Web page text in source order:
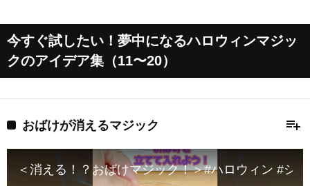
今すぐ試したい！夢中になるハロウィンマジッ
クのアイデア集（11〜20）
playlist_add
おばけが消えるマジック
＜消える！？おばけマジック！＞#ハロウィン #シ